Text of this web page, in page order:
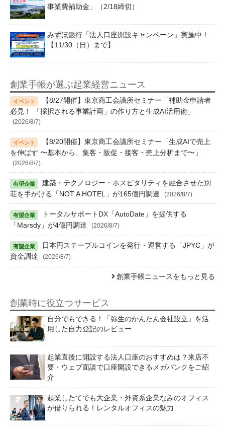
事業費補助金」（2/18締切）
みずほ銀行「法人口座開設キャンペーン」実施中！
【11/30（日）まで】
創業手帳が選ぶ起業経営ニュース
【8/27開催】東京商工会議所セミナー「補助金申請者
必見！ 「採択される事業計画」の作り方と生成AI活用術」
(2026/8/7)
【8/20開催】東京商工会議所セミナー「生成AIで売上
を伸ばす 〜基本から、集客・販促・接客・売上分析まで〜」
(2026/8/7)
建築・テクノロジー・ホスピタリティを融合させた別
荘を手がける「NOT A HOTEL」が165億円調達
(2026/8/7)
トータルサポートDX「AutoDate」を提供する
「Marsdy」が4億円調達
(2026/8/7)
日本円ステーブルコインを発行・運営する「JPYC」が
資金調達
(2026/8/7)
創業手帳ニュースをもっと見る
創業時に役立つサービス
自分でもできる！「弥生のかんたん会社設立」を活
用した自力登記のレビュー
起業直後に開設する法人口座のおすすめは？来店不
要・ウェブ面談で口座開設できるメガバンクをご紹
介
起業したてでも大企業・外資系企業なみのオフィス
が借りられる！レンタルオフィスの魅力